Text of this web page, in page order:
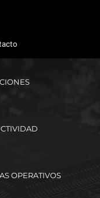
OPERATIVOS